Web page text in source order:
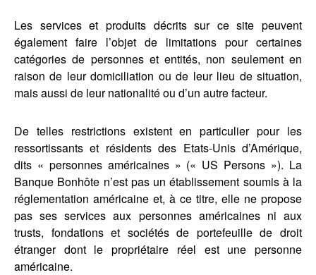
Les services et produits décrits sur ce site peuvent
également faire l’objet de limitations pour certaines
catégories de personnes et entités, non seulement en
raison de leur domiciliation ou de leur lieu de situation,
mais aussi de leur nationalité ou d’un autre facteur.
De telles restrictions existent en particulier pour les
ressortissants et résidents des Etats-Unis d’Amérique,
dits « personnes américaines » (« US Persons »). La
Banque Bonhôte n’est pas un établissement soumis à la
réglementation américaine et, à ce titre, elle ne propose
pas ses services aux personnes américaines ni aux
trusts, fondations et sociétés de portefeuille de droit
étranger dont le propriétaire réel est une personne
américaine.